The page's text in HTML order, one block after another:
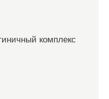
комплекс